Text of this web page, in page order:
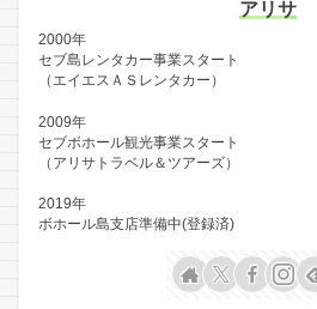
アリサ
2000年
セブ島レンタカー事業スタート
（エイエスＡＳレンタカー）
2009年
セブボホール観光事業スタート
（アリサトラベル＆ツアーズ）
2019年
ボホール島支店準備中(登録済)